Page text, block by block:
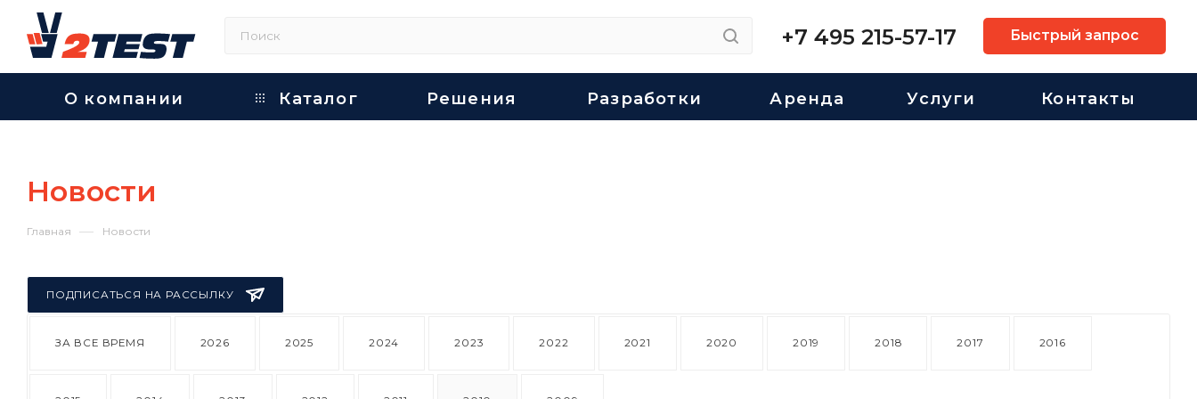
+7 495 215-57-17 Быстрый запрос
О компании Каталог Решения Разработки Аренда Услуги Контакты
Новости
Главная — Новости
ПОДПИСАТЬСЯ НА РАССЫЛКУ
ЗА ВСЕ ВРЕМЯ 2026 2025 2024 2023 2022 2021 2020 2019 2018 2017 2016